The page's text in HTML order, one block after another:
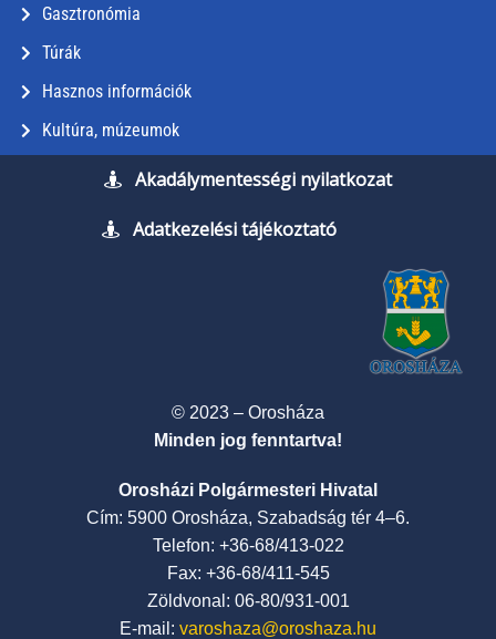
Gasztronómia
Túrák
Hasznos információk
Kultúra, múzeumok
Akadálymentességi nyilatkozat
Adatkezelési tájékoztató
© 2023 – Orosháza
Minden jog fenntartva!
Orosházi Polgármesteri Hivatal
Cím: 5900 Orosháza, Szabadság tér 4–6.
Telefon: +36-68/413-022
Fax: +36-68/411-545
Zöldvonal: 06-80/931-001
E-mail: varoshaza@oroshaza.hu